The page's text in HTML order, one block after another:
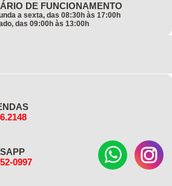
DE FUNCIONAMENTO
a sexta, das 08:30h às 17:00h
das 09:00h às 13:00h
0997